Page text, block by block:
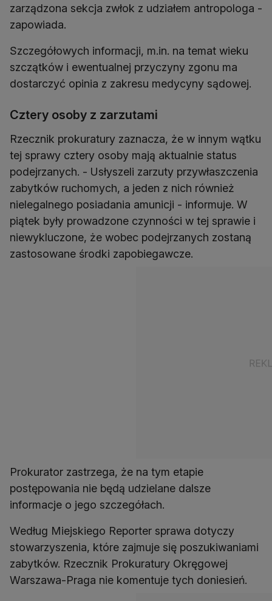
zarządzona sekcja zwłok z udziałem antropologa -
zapowiada.
Szczegółowych informacji, m.in. na temat wieku
szczątków i ewentualnej przyczyny zgonu ma
dostarczyć opinia z zakresu medycyny sądowej.
Cztery osoby z zarzutami
Rzecznik prokuratury zaznacza, że w innym wątku
tej sprawy cztery osoby mają aktualnie status
podejrzanych. - Usłyszeli zarzuty przywłaszczenia
zabytków ruchomych, a jeden z nich również
nielegalnego posiadania amunicji - informuje. W
piątek były prowadzone czynności w tej sprawie i
niewykluczone, że wobec podejrzanych zostaną
zastosowane środki zapobiegawcze.
Prokurator zastrzega, że na tym etapie
postępowania nie będą udzielane dalsze
informacje o jego szczegółach.
Według Miejskiego Reporter sprawa dotyczy
stowarzyszenia, które zajmuje się poszukiwaniami
zabytków. Rzecznik Prokuratury Okręgowej
Warszawa-Praga nie komentuje tych doniesień.